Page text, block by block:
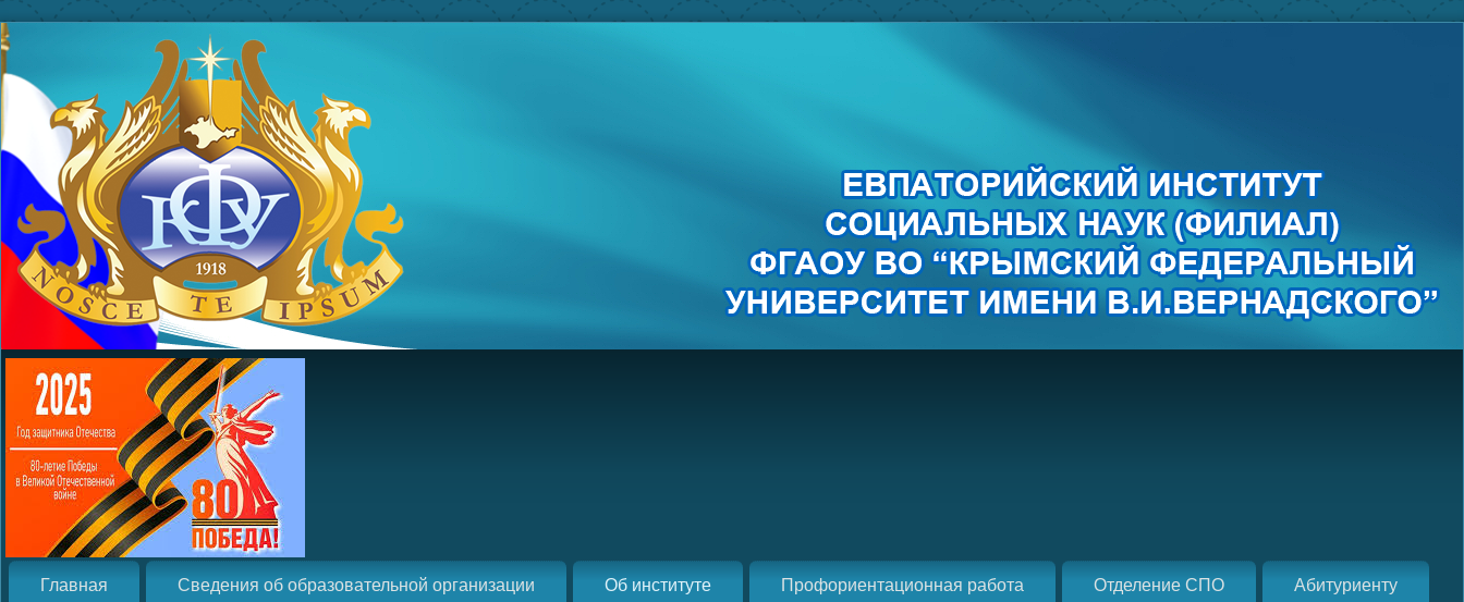
Главная Сведения об образовательной организации Об институте Профориентационная работа Отделение СПО Абитуриенту